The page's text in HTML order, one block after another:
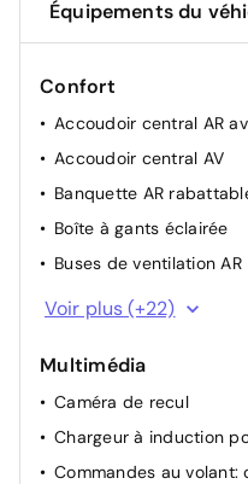
Équipements du
Confort
Accoudoir central AR
Accoudoir central AV
Banquette AR
Boîte à gants éclairée
Buses de ventilation AR
Cache-bagages
Compartiment pour
Crochets d'arrimage (6)
Eclairage du coffre (x2)
Feux diurnes LED
Voir plus (+22)
Multimédia
Caméra de recul
Chargeur à induction
Commandes au